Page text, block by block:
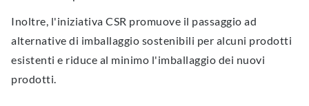
Inoltre, l'iniziativa CSR promuove il passaggio ad
alternative di imballaggio sostenibili per alcuni prodotti
esistenti e riduce al minimo l'imballaggio dei nuovi
prodotti.